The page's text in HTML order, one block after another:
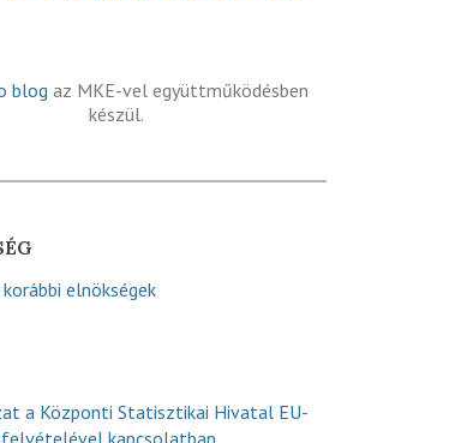
blog az MKE-vel együttműködésben
készül.
elnökségek
a Központi Statisztikai Hivatal EU-
kapcsolatban